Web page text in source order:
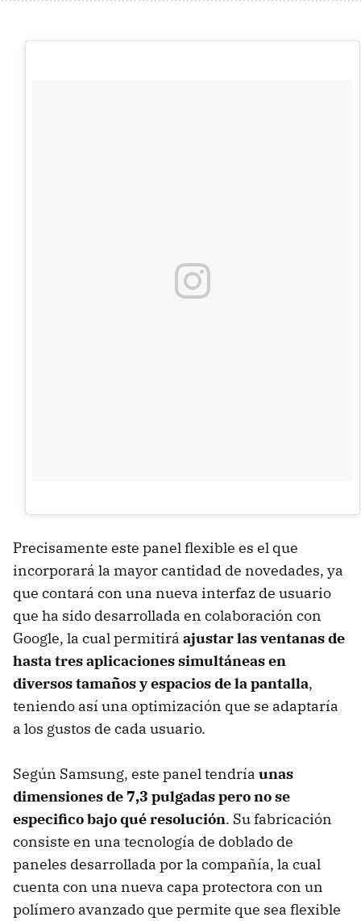
Precisamente este panel flexible es el que
incorporará la mayor cantidad de novedades, ya
que contará con una nueva interfaz de usuario
que ha sido desarrollada en colaboración con
Google, la cual permitirá ajustar las ventanas de
hasta tres aplicaciones simultáneas en
diversos tamaños y espacios de la pantalla,
teniendo así una optimización que se adaptaría
a los gustos de cada usuario.
Según Samsung, este panel tendría unas
dimensiones de 7,3 pulgadas pero no se
especifico bajo qué resolución. Su fabricación
consiste en una tecnología de doblado de
paneles desarrollada por la compañía, la cual
cuenta con una nueva capa protectora con un
polímero avanzado que permite que sea flexible